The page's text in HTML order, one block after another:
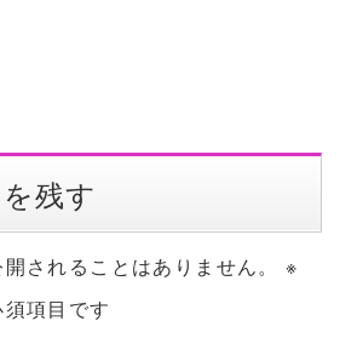
残す
されることはありません。
※
項目です